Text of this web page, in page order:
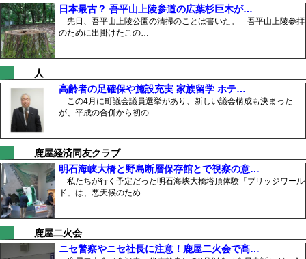
日本最古？ 吾平山上陵参道の広葉杉巨木が…
先日、吾平山上陵公園の清掃のことは書いた。 吾平山上陵参拝
のために出掛けたこの…
人
高齢者の足確保や施設充実 家族留学 ホテ…
この4月に町議会議員選挙があり、新しい議会構成も決まった
が、平成の合併から初の…
鹿屋経済同友クラブ
明石海峡大橋と野島断層保存館とで視察の意…
私たちが行く予定だった明石海峡大橋塔頂体験「ブリッジワール
ド」は、悪天候のため…
鹿屋二火会
ニセ警察やニセ社長に注意！鹿屋二火会で髙…